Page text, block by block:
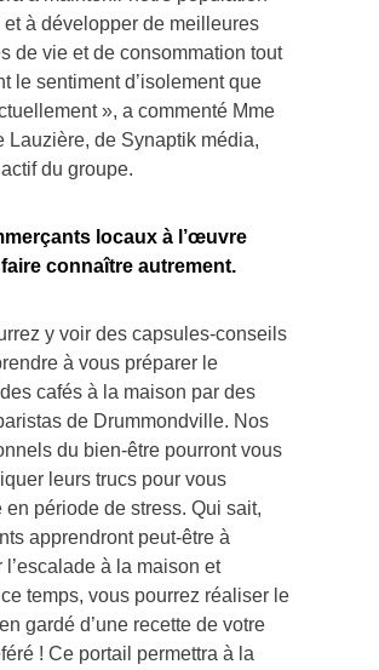
et à développer de meilleures
de vie et de consommation tout
le sentiment d’isolement que
», a commenté Mme
Lauzière, de Synaptik média,
du groupe.
locaux à l’œuvre
connaître autrement.
y voir des capsules-conseils
à vous préparer le
cafés à la maison par des
de Drummondville. Nos
du bien-être pourront vous
leurs trucs pour vous
en période de stress. Qui sait,
apprendront peut-être à
l’escalade à la maison et
temps, vous pourrez réaliser le
gardé d’une recette de votre
! Ce portail permettra à la